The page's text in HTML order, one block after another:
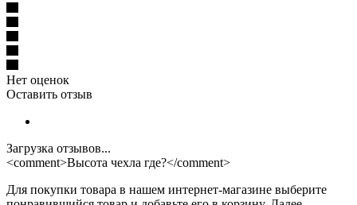
Нет оценок
Оставить отзыв
Загрузка отзывов...
<comment>Высота чехла где?</comment>
Для покупки товара в нашем интернет-магазине выберите